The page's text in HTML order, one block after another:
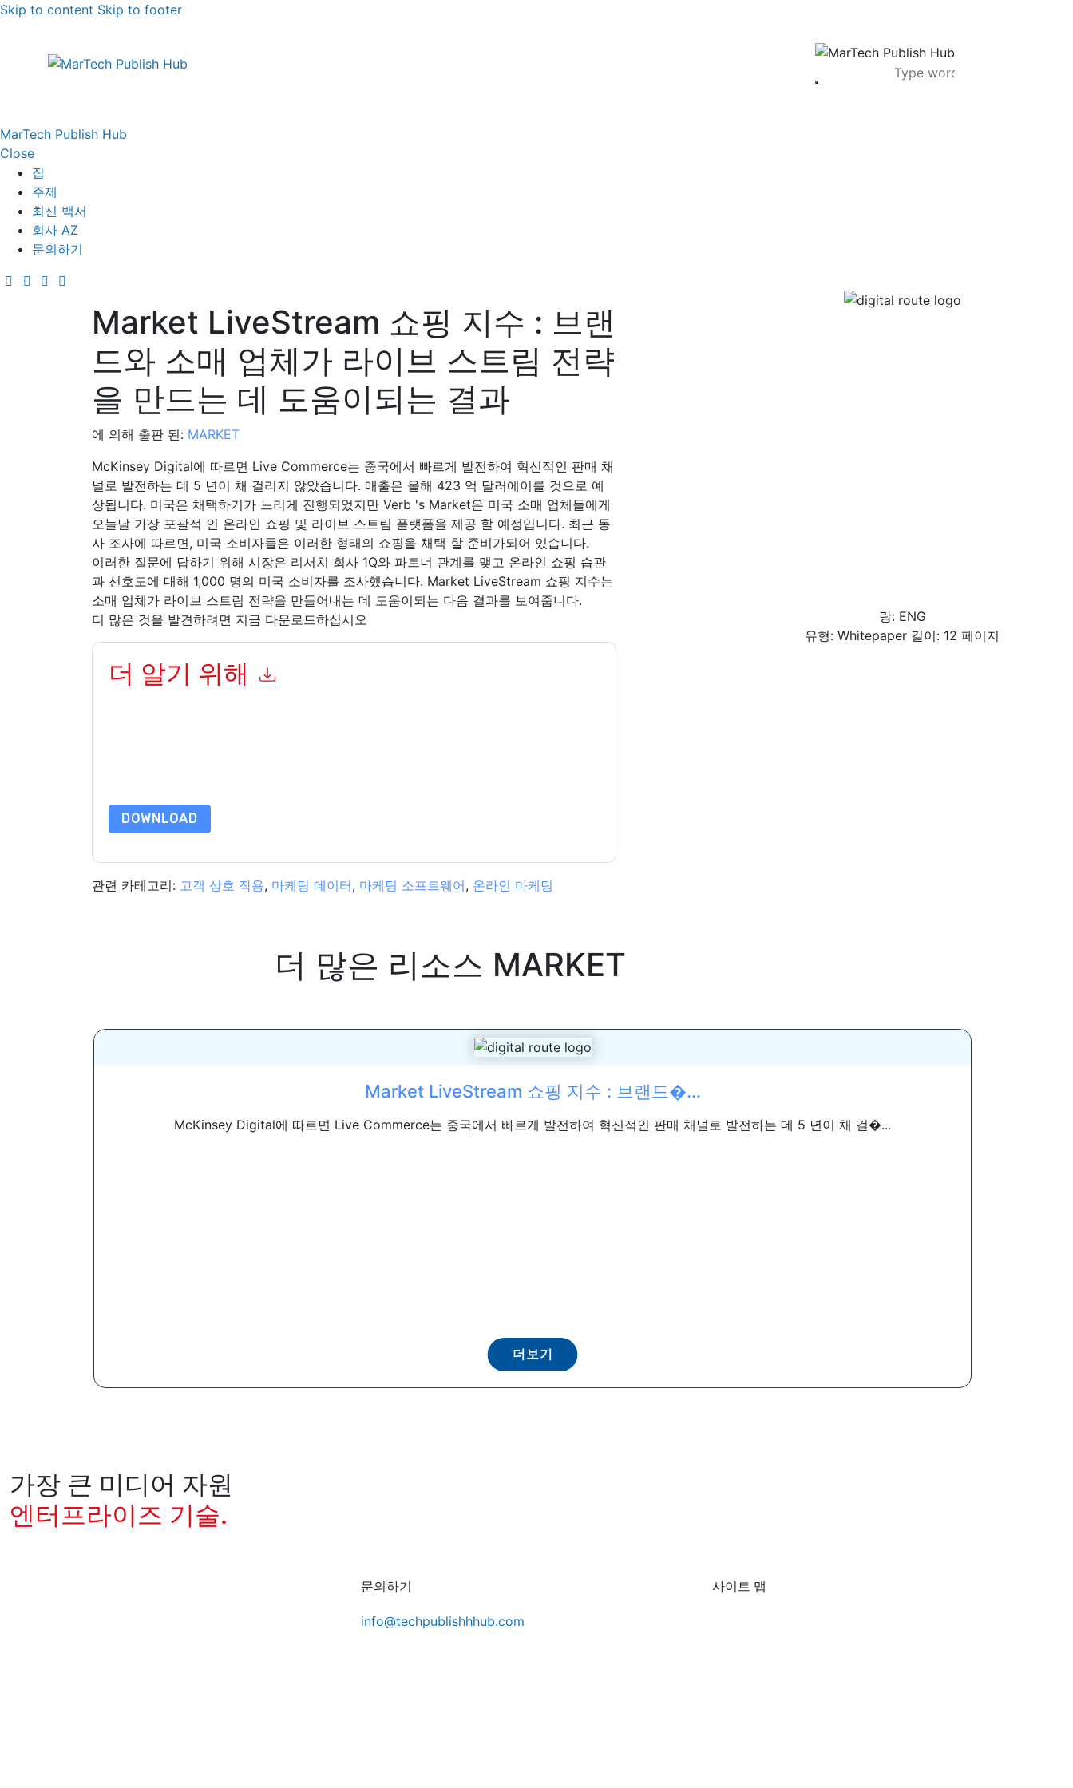
Skip to content Skip to footer
MarTech Publish Hub
Close
집
주제
최신 백서
회사 AZ
문의하기
Market LiveStream 쇼핑 지수 : 브랜
드와 소매 업체가 라이브 스트림 전략
을 만드는 데 도움이되는 결과
에 의해 출판 된: MARKET
McKinsey Digital에 따르면 Live Commerce는 중국에서 빠르게 발전하여 혁신적인 판매 채
널로 발전하는 데 5 년이 채 걸리지 않았습니다. 매출은 올해 423 억 달러에이를 것으로 예
상됩니다. 미국은 채택하기가 느리게 진행되었지만 Verb 's Market은 미국 소매 업체들에게
오늘날 가장 포괄적 인 온라인 쇼핑 및 라이브 스트림 플랫폼을 제공 할 예정입니다. 최근 동
사 조사에 따르면, 미국 소비자들은 이러한 형태의 쇼핑을 채택 할 준비가되어 있습니다.
이러한 질문에 답하기 위해 시장은 리서치 회사 1Q와 파트너 관계를 맺고 온라인 쇼핑 습관
과 선호도에 대해 1,000 명의 미국 소비자를 조사했습니다. Market LiveStream 쇼핑 지수는
소매 업체가 라이브 스트림 전략을 만들어내는 데 도움이되는 다음 결과를 보여줍니다.
더 많은 것을 발견하려면 지금 다운로드하십시오
더 알기 위해
DOWNLOAD
관련 카테고리: 고객 상호 작용, 마케팅 데이터, 마케팅 소프트웨어, 온라인 마케팅
랑: ENG
유형: Whitepaper 길이: 12 페이지
더 많은 리소스 MARKET
Market LiveStream 쇼핑 지수 : 브랜드�...
McKinsey Digital에 따르면 Live Commerce는 중국에서 빠르게 발전하여 혁신적인 판매 채널로 발전하는 데 5 년이 채 걸�...
더보기
가장 큰 미디어 자원
엔터프라이즈 기술.
문의하기
info@techpublishhhub.com
사이트 맵